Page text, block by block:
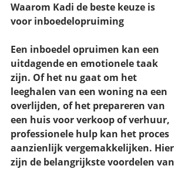
Waarom Kadi de beste keuze is
voor inboedelopruiming
Een inboedel opruimen kan een
uitdagende en emotionele taak
zijn. Of het nu gaat om het
leeghalen van een woning na een
overlijden, of het prepareren van
een huis voor verkoop of verhuur,
professionele hulp kan het proces
aanzienlijk vergemakkelijken. Hier
zijn de belangrijkste voordelen van